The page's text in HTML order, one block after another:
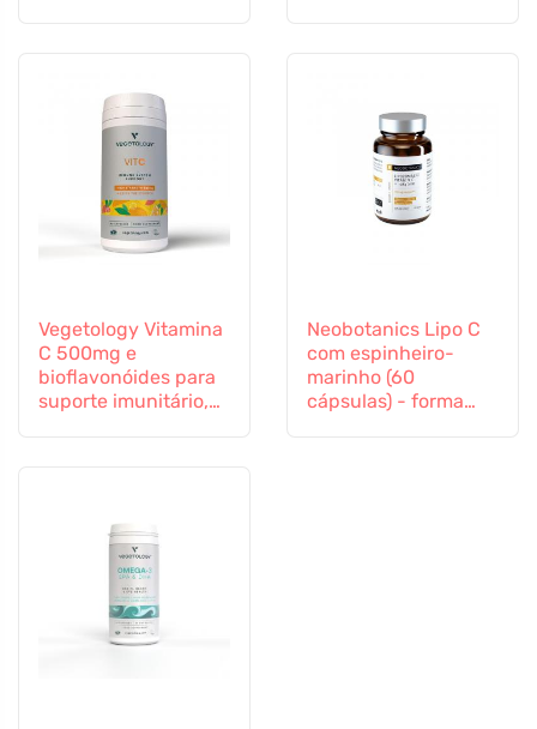
Vegetology Vitamina
C 500mg e
bioflavonóides para
suporte imunitário,
Neobotanics Lipo C
com espinheiro-
marinho (60
cápsulas) - forma